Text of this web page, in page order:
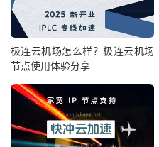
极连云机场怎么样？极连云机场
节点使用体验分享